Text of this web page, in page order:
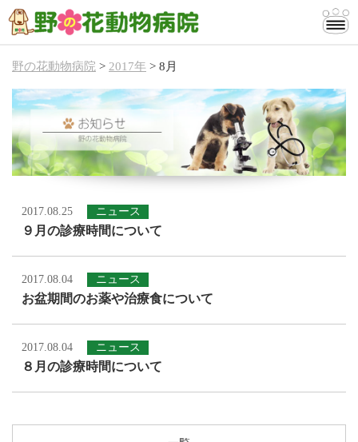
当院のご案内
お知らせ
お問い合わせ
野の花動物病院 > 2017年 > 8月
2017.08.25 ニュース
９月の診療時間について
2017.08.04 ニュース
お盆期間のお薬や治療食について
2017.08.04 ニュース
８月の診療時間について